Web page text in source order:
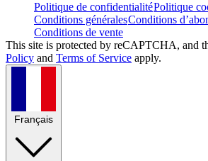
Politique de confidentialitéPolitique
Conditions généralesConditions
Conditions de vente
This site is protected by reCAPTCHA, and
Policy and Terms of Service apply.
Français